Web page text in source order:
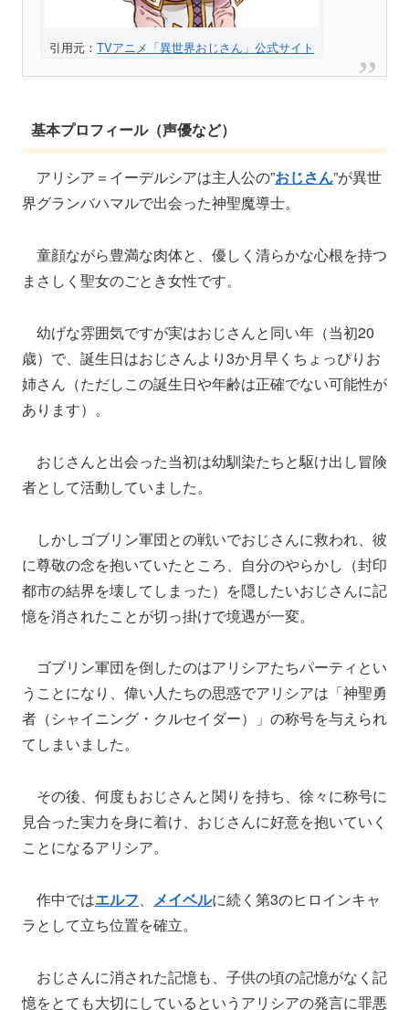
引用元：TVアニメ「異世界おじさん」公式サイト
基本プロフィール（声優など）
アリシア＝イーデルシアは主人公の”おじさん”が異世
界グランバハマルで出会った神聖魔導士。
童顔ながら豊満な肉体と、優しく清らかな心根を持つ
まさしく聖女のごとき女性です。
幼げな雰囲気ですが実はおじさんと同い年（当初20
歳）で、誕生日はおじさんより3か月早くちょっぴりお
姉さん（ただしこの誕生日や年齢は正確でない可能性が
あります）。
おじさんと出会った当初は幼馴染たちと駆け出し冒険
者として活動していました。
しかしゴブリン軍団との戦いでおじさんに救われ、彼
に尊敬の念を抱いていたところ、自分のやらかし（封印
都市の結界を壊してしまった）を隠したいおじさんに記
憶を消されたことが切っ掛けで境遇が一変。
ゴブリン軍団を倒したのはアリシアたちパーティとい
うことになり、偉い人たちの思惑でアリシアは「神聖勇
者（シャイニング・クルセイダー）」の称号を与えられ
てしまいました。
その後、何度もおじさんと関りを持ち、徐々に称号に
見合った実力を身に着け、おじさんに好意を抱いていく
ことになるアリシア。
作中ではエルフ、 メイベルに続く第3のヒロインキャ
ラとして立ち位置を確立。
おじさんに消された記憶も、子供の頃の記憶がなく記
憶をとても大切にしているというアリシアの発言に罪悪